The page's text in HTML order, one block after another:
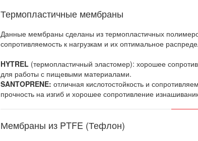
Термопластичные мембраны
Данные мембраны сделаны из термопластичных
сопротивляемость к нагрузкам и их оптимальное
HYTREL (термопластичный эластомер): хорошее
для работы с пищевыми материалами.
SANTOPRENE: отличная кислотостойкость и
прочность на изгиб и хорошее сопротивление
Мембраны из PTFE (Тефлон)